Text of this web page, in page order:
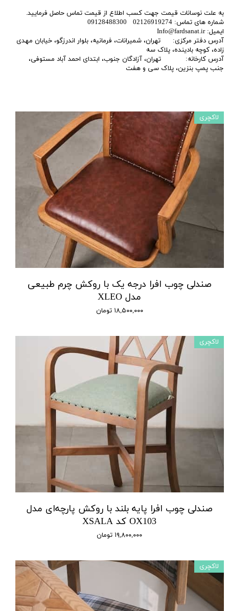
به علت نوسانات قیمت جهت کسب اطلاع از قیمت تماس حاصل فرمایید.
شماره های تماس: 02126919274 09128488300
ایمیل: Info@fardsanat.ir
آدرس دفتر مرکزی: تهران، شمیرانات، فرمانیه، بلوار اندرزگو، خیابان مهدی
زاده، کوچه بادینده، پلاک سه
آدرس کارخانه: تهران، آزادگان جنوب، ابتدای احمد آباد مستوفی،
جنب پمپ بنزین، پلاک سی و هفت
صندلی چوب افرا درجه یک با روکش چرم طبیعی
مدل XLEO
۱۸,۵۰۰,۰۰۰ تومان
لاکچری
صندلی چوب افرا پایه بلند با روکش پارچه‌ای مدل
OX103 کد XSALA
۱۹,۸۰۰,۰۰۰ تومان
لاکچری
لاکچری